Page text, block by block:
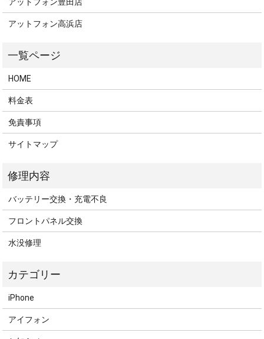
アットフォン高浜店
HOME
料金表
免責事項
サイトマップ
バッテリー交換・充電不良
フロントパネル交換
水没修理
iPhone
アイフォン